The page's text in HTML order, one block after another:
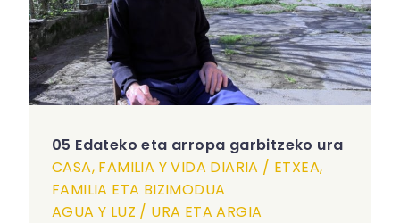
05 Edateko eta arropa garbitzeko ura
CASA, FAMILIA Y VIDA DIARIA / ETXEA,
FAMILIA ETA BIZIMODUA
AGUA Y LUZ / URA ETA ARGIA